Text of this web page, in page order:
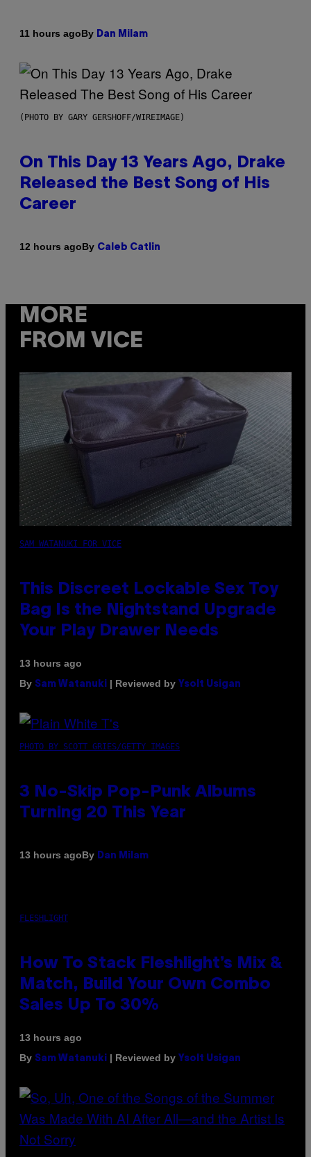
11 hours agoBy Dan Milam
(PHOTO BY GARY GERSHOFF/WIREIMAGE)
On This Day 13 Years Ago, Drake
Released the Best Song of His
Career
12 hours agoBy Caleb Catlin
MORE
FROM VICE
SAM WATANUKI FOR VICE
This Discreet Lockable Sex Toy
Bag Is the Nightstand Upgrade
Your Play Drawer Needs
13 hours ago
By Sam Watanuki | Reviewed by Ysolt Usigan
PHOTO BY SCOTT GRIES/GETTY IMAGES
3 No-Skip Pop-Punk Albums
Turning 20 This Year
13 hours agoBy Dan Milam
FLESHLIGHT
How To Stack Fleshlight’s Mix &
Match, Build Your Own Combo
Sales Up To 30%
13 hours ago
By Sam Watanuki | Reviewed by Ysolt Usigan